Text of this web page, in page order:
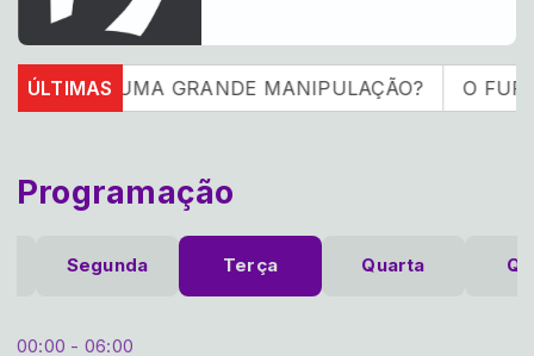
ÚLTIMAS
FOI UMA GRANDE MANIPULAÇÃO? O
Programação
Segunda Terça Quarta
00:00 - 06:00